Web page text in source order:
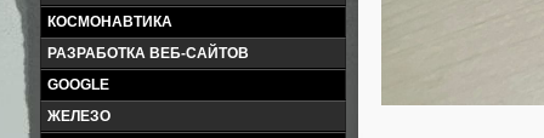
КОСМОНАВТИКА
РАЗРАБОТКА ВЕБ-САЙТОВ
GOOGLE
ЖЕЛЕЗО